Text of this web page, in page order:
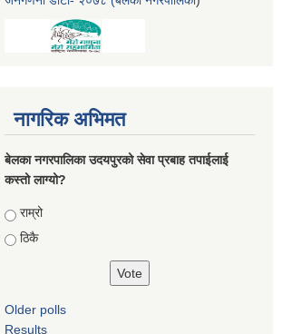
नागरिक अभिमत
बेलका नगरपालिका उदयपुरको सेवा प्रबाह तपाईलाई
कस्तो लाग्यो?
Choices
राम्रो
ठिकै
Older polls
Results